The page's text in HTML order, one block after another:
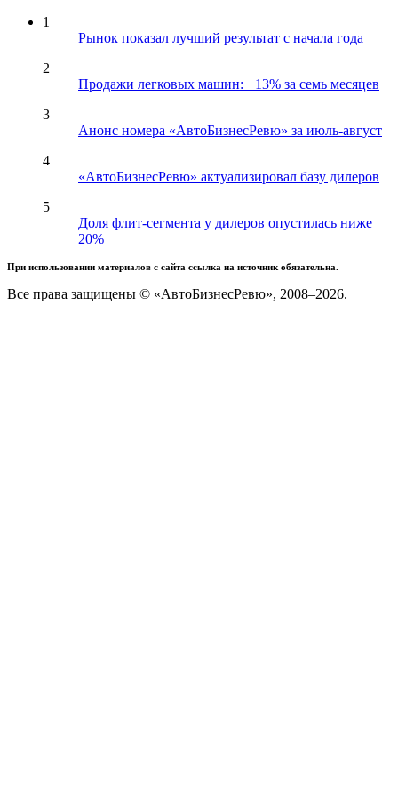
1
Рынок показал лучший результат с начала года
2
Продажи легковых машин: +13% за семь месяцев
3
Анонс номера «АвтоБизнесРевю» за июль-август
4
«АвтоБизнесРевю» актуализировал базу дилеров
5
Доля флит-сегмента у дилеров опустилась ниже
20%
При использовании материалов с сайта ссылка на источник обязательна.
Все права защищены © «АвтоБизнесРевю», 2008–2026.